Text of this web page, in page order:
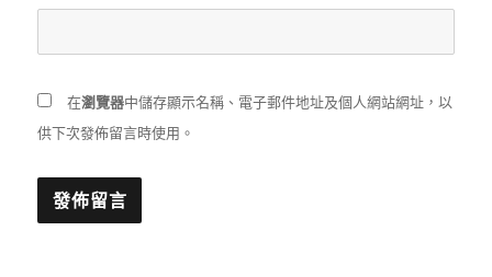
在瀏覽器中儲存顯示名稱、電子郵件地址及個人網站網址，以
供下次發佈留言時使用。